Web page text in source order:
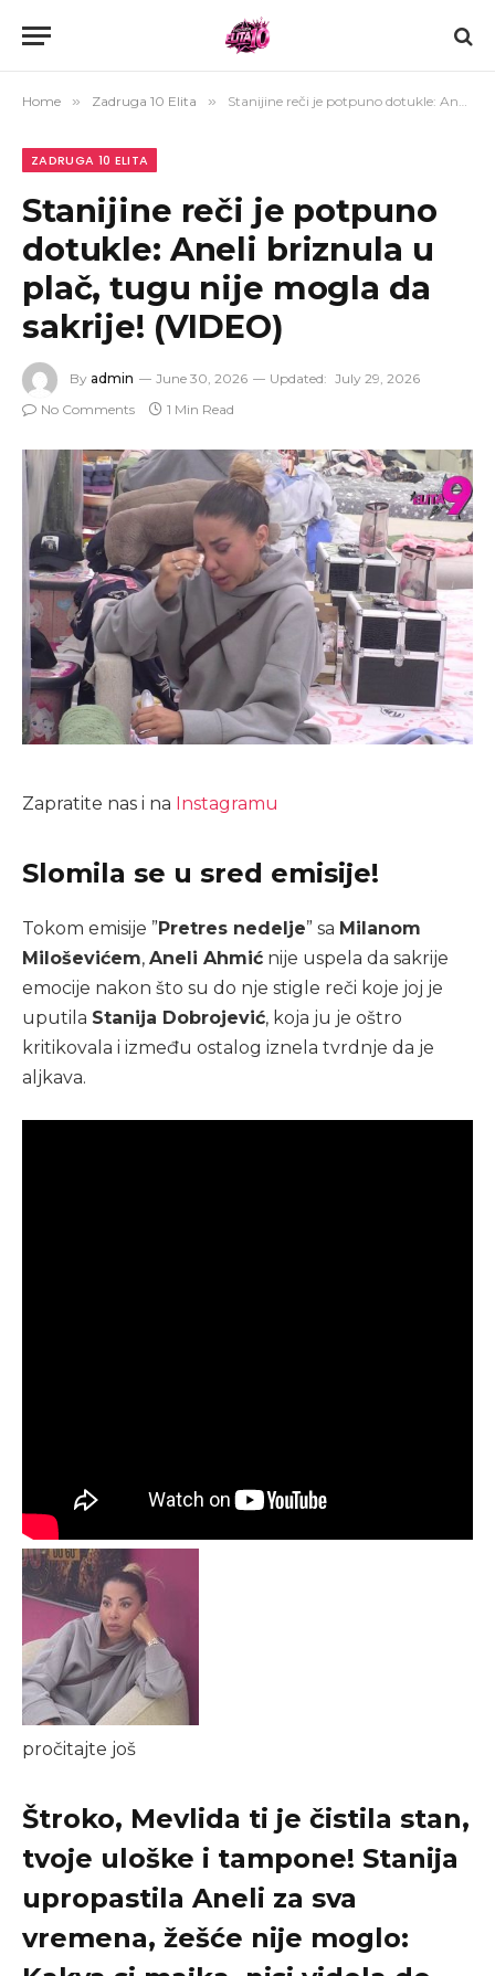
Home » Zadruga 10 Elita » Stanijine reči je potpuno dotukle: Aneli briznula u plač, tugu nije mogla da sakrije! (VIDEO)
ZADRUGA 10 ELITA
Stanijine reči je potpuno
dotukle: Aneli briznula u
plač, tugu nije mogla da
sakrije! (VIDEO)
By admin June 30, 2026 Updated: July 29, 2026
No Comments
1 Min Read
Zapratite nas i na Instagramu
Slomila se u sred emisije!
Tokom emisije ”Pretres nedelje” sa Milanom
Miloševićem, Aneli Ahmić nije uspela da sakrije
emocije nakon što su do nje stigle reči koje joj je
uputila Stanija Dobrojević, koja ju je oštro
kritikovala i između ostalog iznela tvrdnje da je
aljkava.
pročitajte još
Štroko, Mevlida ti je čistila stan,
tvoje uloške i tampone! Stanija
upropastila Aneli za sva
vremena, žešće nije moglo: